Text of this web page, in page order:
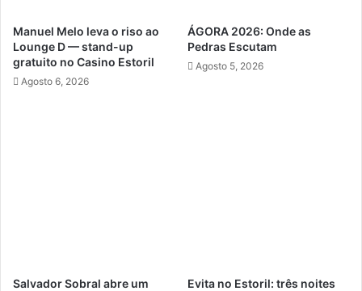
Manuel Melo leva o riso ao
Lounge D — stand-up
gratuito no Casino Estoril
Agosto 6, 2026
ÁGORA 2026: Onde as
Pedras Escutam
Agosto 5, 2026
Salvador Sobral abre um
Evita no Estoril: três noites